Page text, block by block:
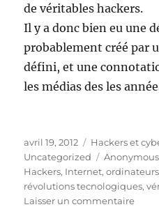
de véritables hackers.
Il y a donc bien eu une
probablement créé par
défini, et une
les médias des les
Publié
le
avril 19, 2012 Catégories
Hackers et
Uncategorized
Étiquettes
Anonymous
Hackers, Internet,ordinateurs
révolutions tecnologiques,
Laisser un commentairesur